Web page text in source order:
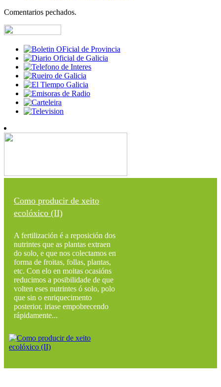
Comentarios pechados.
Como producir de xeito
ecolóxico (II)
A fertilización é a reposición dos
nutrintes que as plantas extraen
do solo, e que nos colectamos en
forma de froitas, follas, plantas,
etc. Con elo en moitas ocasións
reducimos a posibilidade de que
volten eses nutrintes ó solo, polo
que sin o enriquecimento
posterior, iriase empobrecendo
rápidamente...